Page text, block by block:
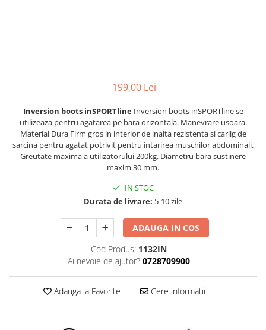
Saltele 127 x 63 cm
Saltele de la 160 x 80 cm
Lenjerii patuturi
Lenjerii patut 120 x 60 cm
Perne copii si mamici
Bariere de protectie pat
Dulap si cutii jucarii
199,00 Lei
Inversion boots inSPORTlineInversion boots inSPORTline se
utilizeaza pentru agatarea pe bara orizontala. Manevrare usoara.
Material Dura Firm gros in interior de inalta rezistenta si carlig de
sarcina pentru agatat potrivit pentru intarirea muschilor abdominali.
Greutate maxima a utilizatorului 200kg. Diametru bara sustinere
maxim 30 mm.
IN STOC
Durata de livrare: 5-10 zile
ADAUGA IN COS
Cod Produs: 1132IN
Ai nevoie de ajutor? 0728709900
Adauga la Favorite Cere informatii